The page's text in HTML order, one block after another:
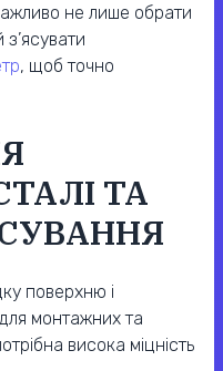
не лише обрати
, щоб точно
ТА
поверхню і
монтажних та
висока міцність